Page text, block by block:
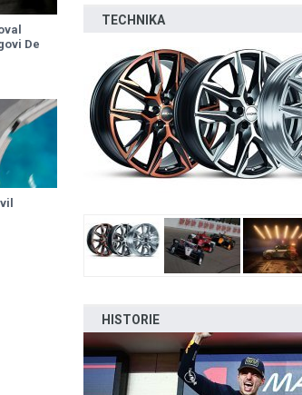
De
TECHNIKA
HISTORIE